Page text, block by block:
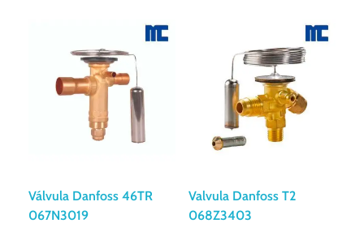
Válvula Danfoss 46TR
067N3019
Valvula Danfoss T2
068Z3403